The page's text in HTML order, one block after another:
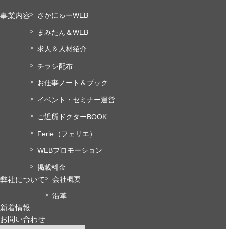
事業内容 さかにゅーWEB
まみたん＆WEB
求人＆人材紹介
チラシ配布
お仕事ノート＆ブック
イベント・セミナー運営
ご近所ドクターBOOK
Ferie（フェリエ）
WEBプロモーション
掲載料金
弊社について 会社概要
沿革
新着情報
お問い合わせ